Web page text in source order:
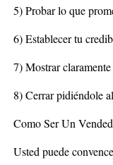
5) Probar lo que
6) Establecer tu
7) Mostrar
8) Cerrar pidiéndole
Como Ser Un
Usted puede